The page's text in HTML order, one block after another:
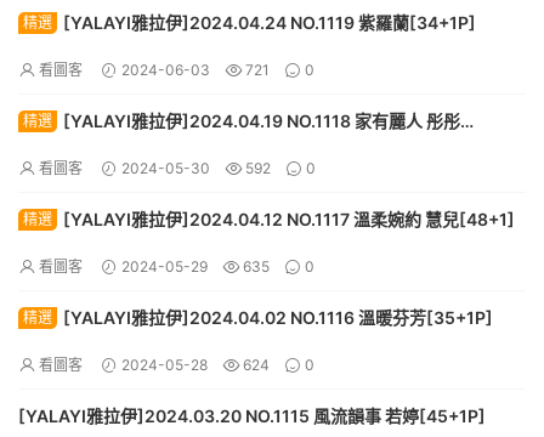
精選 [YALAYI雅拉伊]2024.04.24 NO.1119 紫羅蘭[34+1P]
看圖客 2024-06-03 721 0
精選
[YALAYI雅拉伊]2024.04.19 NO.1118 家有麗人 彤彤
看圖客 2024-05-30 592 0
精選 [YALAYI雅拉伊]2024.04.12 NO.1117 溫柔婉約 慧兒[48+1]
看圖客 2024-05-29 635 0
精選 [YALAYI雅拉伊]2024.04.02 NO.1116 溫暖芬芳[35+1P]
看圖客 2024-05-28 624 0
[YALAYI雅拉伊]2024.03.20 NO.1115 風流韻事 若婷[45+1P]